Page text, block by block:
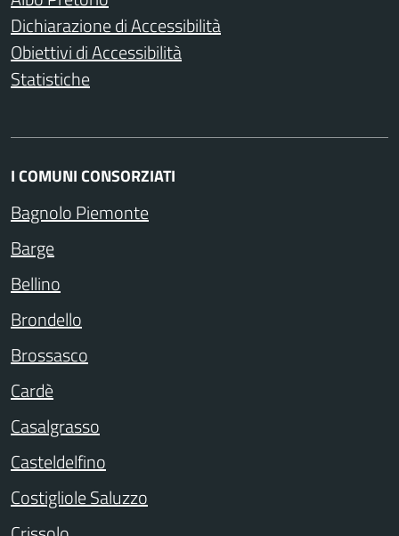
Dichiarazione di Accessibilità
Obiettivi di Accessibilità
Statistiche
I COMUNI CONSORZIATI
Bagnolo Piemonte
Barge
Bellino
Brondello
Brossasco
Cardè
Casalgrasso
Casteldelfino
Costigliole Saluzzo